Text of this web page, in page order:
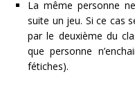
La même personne
suite un jeu. Si ce cas
par le deuxième du
que personne
fétiches).